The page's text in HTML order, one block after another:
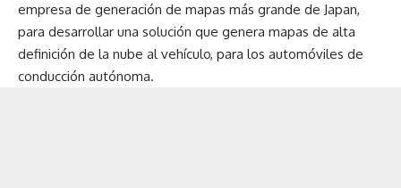
empresa de generación de mapas más grande de Japan,
para desarrollar una solución que genera mapas de alta
definición de la nube al vehículo, para los automóviles de
conducción autónoma.